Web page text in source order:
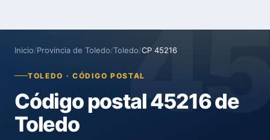
Inicio/Provincia de Toledo/Toledo/CP 45216
TOLEDO · CÓDIGO POSTAL
Código postal 45216 de
Toledo